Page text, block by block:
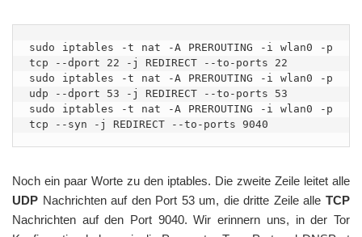
sudo iptables -t nat -A PREROUTING -i wlan0 -p
tcp --dport 22 -j REDIRECT --to-ports 22
sudo iptables -t nat -A PREROUTING -i wlan0 -p
udp --dport 53 -j REDIRECT --to-ports 53
sudo iptables -t nat -A PREROUTING -i wlan0 -p
tcp --syn -j REDIRECT --to-ports 9040
Noch ein paar Worte zu den iptables. Die zweite Zeile leitet alle
UDP Nachrichten auf den Port 53 um, die dritte Zeile alle TCP
Nachrichten auf den Port 9040. Wir erinnern uns, in der Tor